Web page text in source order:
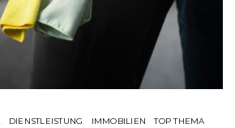
DIENSTLEISTUNG IMMOBILIEN TOP THEMA